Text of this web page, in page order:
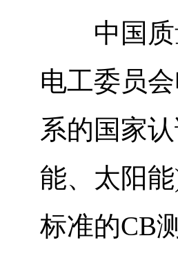
中国质量
电工委员
系的国家
能、太阳
标准的CB